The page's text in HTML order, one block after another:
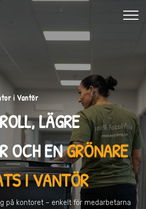
i Vantör
LÄGRE
OCH ENGRÖNARE
I VANTÖR
på kontoret – enkelt för medarbetarna